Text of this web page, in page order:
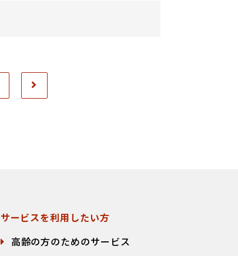
サービスを利用したい方
高齢の方のためのサービス